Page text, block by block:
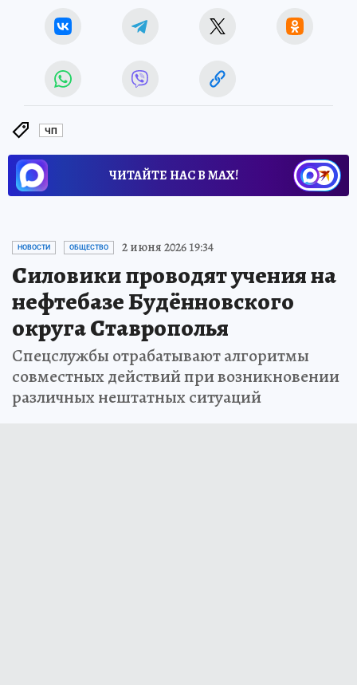
ЧП
ЧИТАЙТЕ НАС В МАХ!
НОВОСТИ ОБЩЕСТВО 2 июня 2026 19:34
Силовики проводят учения на
нефтебазе Будённовского
округа Ставрополья
Спецслужбы отрабатывают алгоритмы
совместных действий при возникновении
различных нештатных ситуаций